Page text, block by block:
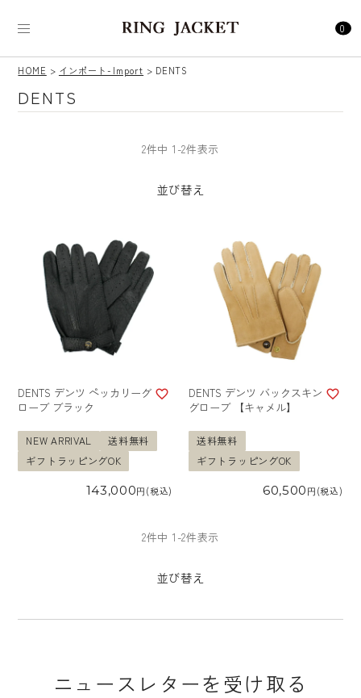
0
HOME インポート-Import DENTS
DENTS
並び替え
2件中 1 -2件表示
DENTS デンツ ペッカリーグ
ローブ ブラック
NEW ARRIVAL
送料無料
ギフトラッピングOK
143,000 税込
DENTS デンツ バックスキン
グローブ 【キャメル】
送料無料
ギフトラッピングOK
60,500 税込
並び替え
2件中 1 -2件表示
ニュースレターを受け取る